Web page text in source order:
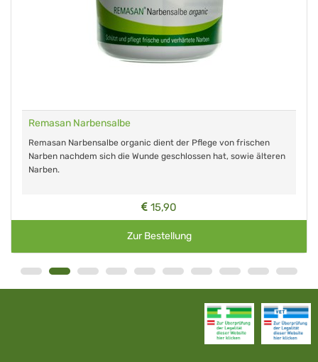
Remasan Narbensalbe
Remasan Narbensalbe organic dient der Pflege von frischen
Narben nachdem sich die Wunde geschlossen hat, sowie älteren
Narben.
15,90
Zur Bestellung